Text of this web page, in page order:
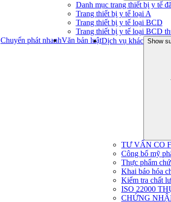
Danh mục trang thiết bị y tế
Trang thiết bị y tế loại A
Trang thiết bị y tế loại BCD
Trang thiết bị y tế loại BCD
Chuyển phát nhanhVăn bản luậtDịch vụ khác Show
TƯ VẤN CO
Công bố mỹ
Thực phẩm
Khai báo hóa
Kiểm tra chất
ISO 22000
CHỨNG